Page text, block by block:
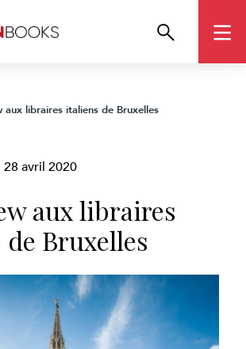
aux libraires italiens de Bruxelles
28 avril 2020
aux libraires
Bruxelles